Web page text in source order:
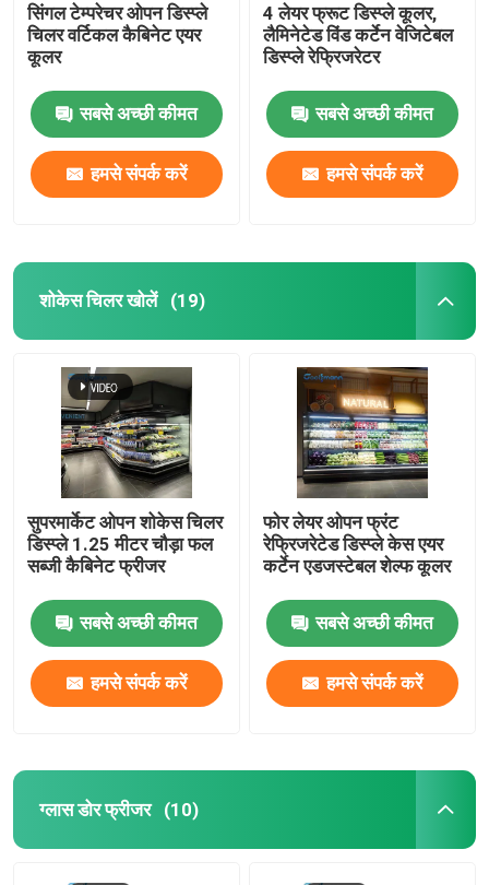
सिंगल टेम्परेचर ओपन डिस्प्ले
चिलर वर्टिकल कैबिनेट एयर
कूलर
सबसे अच्छी कीमत
हमसे संपर्क करें
4 लेयर फ्रूट डिस्प्ले कूलर,
लैमिनेटेड विंड कर्टेन वेजिटेबल
डिस्प्ले रेफ्रिजरेटर
सबसे अच्छी कीमत
हमसे संपर्क करें
शोकेस चिलर खोलें (19)
सुपरमार्केट ओपन शोकेस चिलर
डिस्प्ले 1.25 मीटर चौड़ा फल
सब्जी कैबिनेट फ्रीजर
सबसे अच्छी कीमत
हमसे संपर्क करें
फोर लेयर ओपन फ्रंट
रेफ्रिजरेटेड डिस्प्ले केस एयर
कर्टेन एडजस्टेबल शेल्फ कूलर
सबसे अच्छी कीमत
हमसे संपर्क करें
ग्लास डोर फ्रीजर (10)